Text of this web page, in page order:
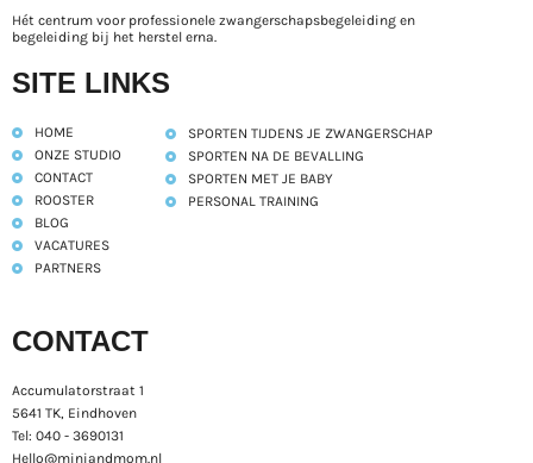
Hét centrum voor professionele zwangerschapsbegeleiding en
begeleiding bij het herstel erna.
SITE LINKS
HOME
ONZE STUDIO
CONTACT
ROOSTER
BLOG
VACATURES
PARTNERS
SPORTEN TIJDENS JE ZWANGERSCHAP
SPORTEN NA DE BEVALLING
SPORTEN MET JE BABY
PERSONAL TRAINING
CONTACT
Accumulatorstraat 1
5641 TK, Eindhoven
Tel: 040 - 3690131
Hello@miniandmom.nl